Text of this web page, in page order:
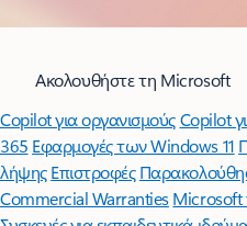
Πίσω στα στοιχεία ελέγχου
Ακολουθήστε τη Microsoft
Copilot για οργανισμούςCopilot
365 Εφαρμογές των Windows 11
λήψης Επιστροφές
Commercial WarrantiesMicrosoft